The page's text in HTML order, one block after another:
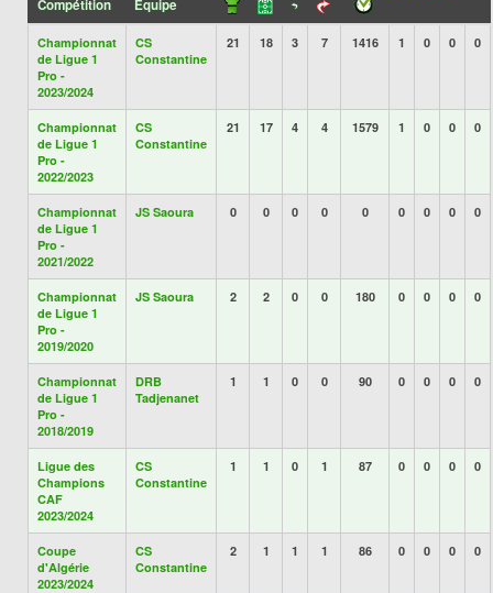
Compétition Équipe
Championnat
de Ligue 1
Pro -
2023/2024
CS
Constantine
21 18 3 7 1416 1 0 0 0
Championnat
de Ligue 1
Pro -
2022/2023
CS
Constantine
21 17 4 4 1579 1 0 0 0
Championnat
de Ligue 1
Pro -
2021/2022
JS Saoura 0 0 0 0 0 0 0 0 0
Championnat
de Ligue 1
Pro -
2019/2020
JS Saoura 2 2 0 0 180 0 0 0 0
Championnat
de Ligue 1
Pro -
2018/2019
DRB
Tadjenanet
1 1 0 0 90 0 0 0 0
Ligue des
Champions
CAF
2023/2024
CS
Constantine
1 1 0 1 87 0 0 0 0
Coupe
d'Algérie
2023/2024
CS
Constantine
2 1 1 1 86 0 0 0 0